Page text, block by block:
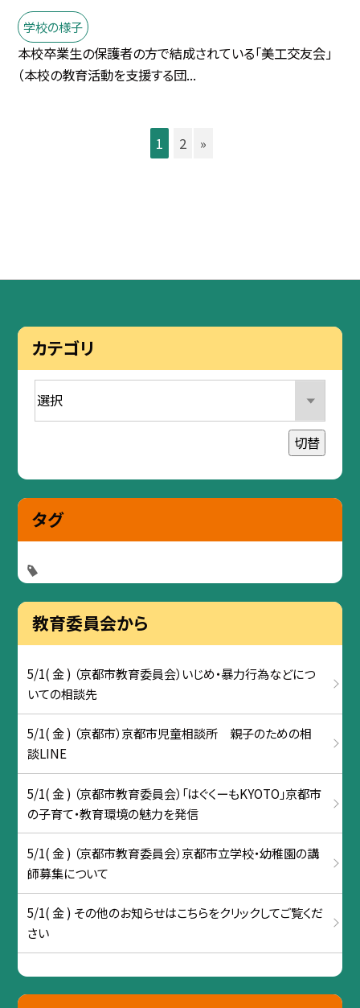
学校の様子
本校卒業生の保護者の方で結成されている「美工交友会」
（本校の教育活動を支援する団...
1 2 »
カテゴリ
切替
タグ
教育委員会から
5/1( 金 ) （京都市教育委員会）いじめ・暴力行為などにつ
いての相談先
5/1( 金 ) （京都市）京都市児童相談所 親子のための相
談LINE
5/1( 金 ) （京都市教育委員会）「はぐくーもKYOTO」京都市
の子育て・教育環境の魅力を発信
5/1( 金 ) （京都市教育委員会）京都市立学校・幼稚園の講
師募集について
5/1( 金 ) その他のお知らせはこちらをクリックしてご覧くだ
さい